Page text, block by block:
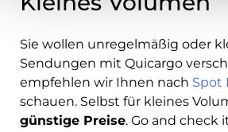
Sie wollen unregelmäßig oder
Sendungen mit Quicargo
empfehlen wir Ihnen nach Spot
schauen. Selbst für kleines
günstige Preise. Go and check